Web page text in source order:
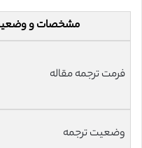
مشخصات و وضعیت
فرمت ترجمه مقاله
وضعیت ترجمه